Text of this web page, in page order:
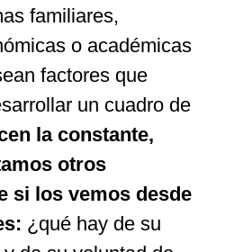
familiares,
o académicas
factores que
un cuadro de
la constante,
otros
si los vemos desde
¿qué hay de su